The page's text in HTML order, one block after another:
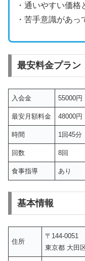
・通いやすい価
・苦手意識があっ
最安料金プラン
入会金 55000円
最安月額料金 48000円
時間 1回45分
回数 8回
食事指導 あり
基本情報
住所
〒144-0051
東京都 大田